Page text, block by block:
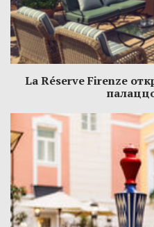
La Réserve Firenze